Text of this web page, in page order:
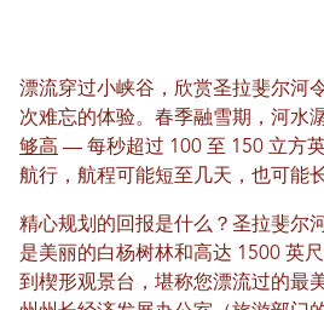
漂流穿过小峡谷，欣赏圣拉斐尔河
次难忘的体验。春季融雪期，河水
够高 — 每秒超过 100 至 150 立方
航行，航程可能短至几天，也可能
精心规划的回报是什么？圣拉斐尔
是美丽的白杨树林和高达 1500 英
到楔形观景台，堪称您漂流过的最